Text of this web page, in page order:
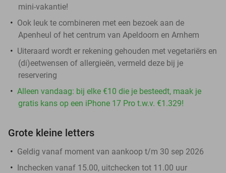
mini-vakantie!
Ook leuk te combineren met een bezoek aan de
Apenheul of het centrum van Apeldoorn en Arnhem
Uiteraard wordt er rekening gehouden met vegetariërs en
(di)eetwensen of allergieën, vermeld deze bij je
reservering
Alleen vandaag: bij elke €10 die je besteedt, maak je
gratis kans op een iPhone 17 Pro t.w.v. €1.329!
Grote kleine letters
Geldig vanaf moment van aankoop t/m 30 sep 2026
Inchecken vanaf 15.00, uitchecken tot 11.00 uur